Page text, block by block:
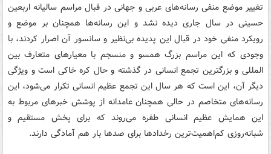
تغییر موضع منفی رسانه‌های عربی و جهانی در قبال مراسم سالیانه اربعین
حسینی در سال جاری دیده نشد و این رسانه‌ها همچنان بر موضع و
رویکرد منفی خود در قبال این پدیده بی‌نظیر و سانسور آن اصرار کردند، با
وجودی که این مراسم بزرگ همسو و منسجم با معیارهای متعارف بین
المللی و بزرگترین تجمع انسانی در گذشته و حال کره خاکی است و ویژگی
دیگر آن، این است که هر سال این تجمع عظیم انسانی تکرار می‌شود، این
رسانه‌های متخاصم در حالی همچنان عامدانه از پوشش خبرهای مربوط به
این همایش عظیم انسانی طفره می‌روند که برای پخش مستقیم و
شبانه‌روزی کم‌اهمیت‌ترین رخدادها برای صدها بار هم آمادگی دارند.